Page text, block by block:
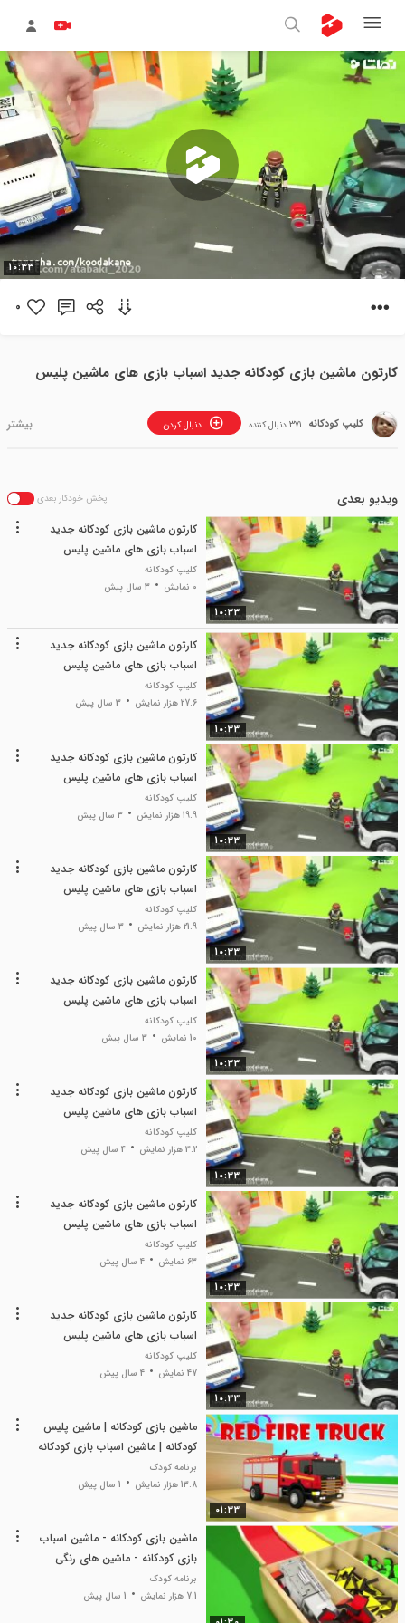
پخش
10:33
0
کارتون ماشین بازی کودکانه جدید اسباب بازی های ماشین پلیس
کلیپ کودکانه دنبال کردن 371 دنبال کننده
ویدیو بعدی پخش خودکار بعدی
10:33
کارتون ماشین بازی کودکانه جدید
اسباب بازی های ماشین پلیس
کلیپ کودکانه
0 نمایش
3 سال پیش
10:33
کارتون ماشین بازی کودکانه جدید
اسباب بازی های ماشین پلیس
کلیپ کودکانه
27.6 هزار نمایش
3 سال پیش
10:33
کارتون ماشین بازی کودکانه جدید
اسباب بازی های ماشین پلیس
کلیپ کودکانه
19.9 هزار نمایش
3 سال پیش
10:33
کارتون ماشین بازی کودکانه جدید
اسباب بازی های ماشین پلیس
کلیپ کودکانه
21.9 هزار نمایش
3 سال پیش
10:33
کارتون ماشین بازی کودکانه جدید
اسباب بازی های ماشین پلیس
کلیپ کودکانه
10 نمایش
3 سال پیش
10:33
کارتون ماشین بازی کودکانه جدید
اسباب بازی های ماشین پلیس
کلیپ کودکانه
3.2 هزار نمایش
4 سال پیش
10:33
کارتون ماشین بازی کودکانه جدید
اسباب بازی های ماشین پلیس
کلیپ کودکانه
63 نمایش
4 سال پیش
10:33
کارتون ماشین بازی کودکانه جدید
اسباب بازی های ماشین پلیس
کلیپ کودکانه
47 نمایش
4 سال پیش
01:33
ماشین بازی کودکانه | ماشین پلیس
کودکانه | ماشین اسباب بازی کودکانه
برنامه کودک
13.8 هزار نمایش
1 سال پیش
ماشین بازی کودکانه - ماشین اسباب
بازی کودکانه - ماشین های رنگی
جدید
برنامه کودک
7.1 هزار نمایش
1 سال پیش